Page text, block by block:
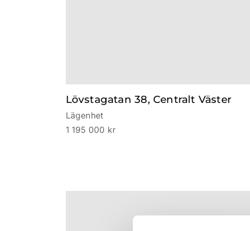
Lövstagatan 38, Centralt Väster
Lägenhet
1 195 000 kr